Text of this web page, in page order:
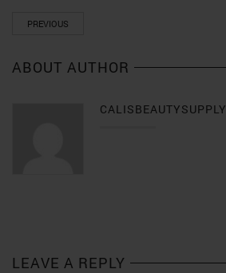
PREVIOUS
ABOUT AUTHOR
CALISBEAUTYSUPPLY
LEAVE A REPLY